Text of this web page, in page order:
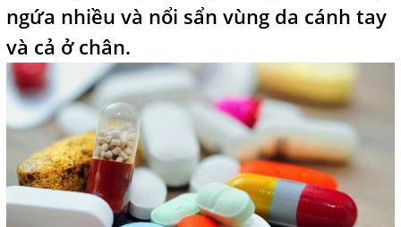
ngứa nhiều và nổi sẩn vùng da cánh tay
và cả ở chân.